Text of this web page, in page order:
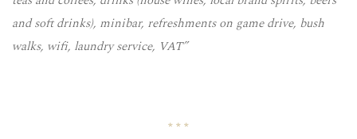
and soft drinks), minibar, refreshments on game drive, bush
walks, wifi, laundry service, VAT”
* * *